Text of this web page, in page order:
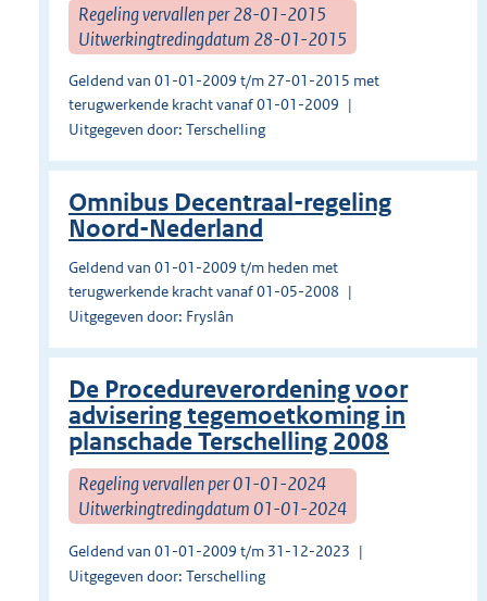
Regeling vervallen per 28-01-2015
Uitwerkingtredingdatum 28-01-2015
Geldend van 01-01-2009 t/m 27-01-2015 met
terugwerkende kracht vanaf 01-01-2009
Uitgegeven door: Terschelling
Omnibus Decentraal-regeling
Noord-Nederland
Geldend van 01-01-2009 t/m heden met
terugwerkende kracht vanaf 01-05-2008
Uitgegeven door: Fryslân
De Procedureverordening voor
advisering tegemoetkoming in
planschade Terschelling 2008
Regeling vervallen per 01-01-2024
Uitwerkingtredingdatum 01-01-2024
Geldend van 01-01-2009 t/m 31-12-2023
Uitgegeven door: Terschelling